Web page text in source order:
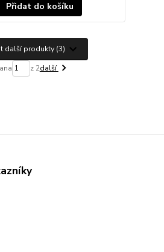
Přidat do košíku
další produkty (3)
z 2další